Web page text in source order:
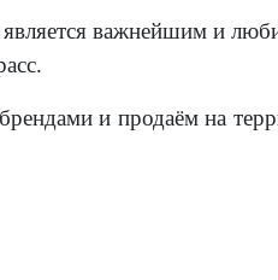
является важнейшим и
и продаём на